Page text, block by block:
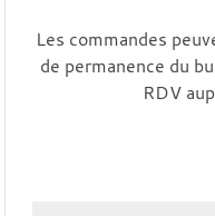
Les commandes
de permanence du
RDV